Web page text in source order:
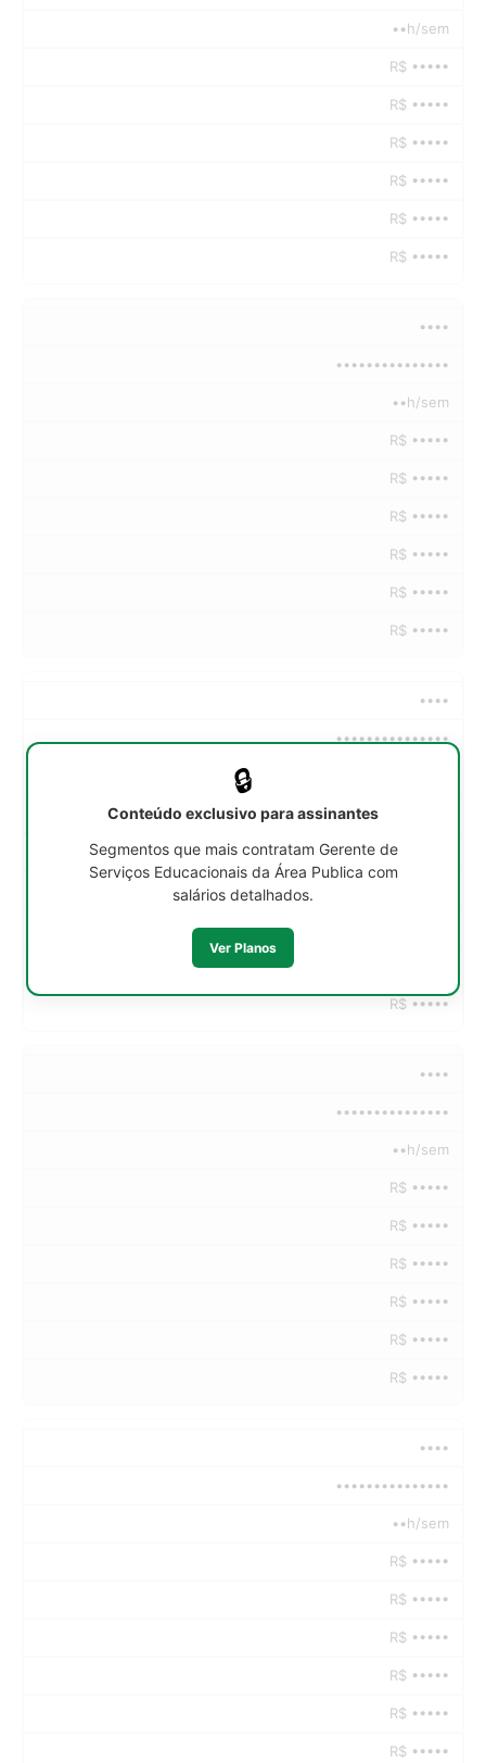
••h/sem
R$ •••••
R$ •••••
R$ •••••
R$ •••••
R$ •••••
R$ •••••
••••
•••••••••••••••
••h/sem
R$ •••••
R$ •••••
R$ •••••
R$ •••••
R$ •••••
R$ •••••
••••
•••••••••••••••
R$ •••••
R$ •••••
••••
•••••••••••••••
••h/sem
R$ •••••
R$ •••••
R$ •••••
R$ •••••
R$ •••••
R$ •••••
••••
•••••••••••••••
••h/sem
R$ •••••
R$ •••••
R$ •••••
R$ •••••
R$ •••••
R$ •••••
🔒
Conteúdo exclusivo para assinantes
Segmentos que mais contratam Gerente de
Serviços Educacionais da Área Publica com
salários detalhados.
Ver Planos